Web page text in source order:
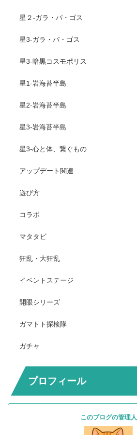
星２-ガラ・パ・ゴス
星3-ガラ・パ・ゴス
星3-暗黒コスモポリス
星1-岩海苔半島
星2-岩海苔半島
星3-岩海苔半島
星3-心と体、繋ぐもの
アップデート関連
遊び方
コラボ
マタタビ
狂乱・大狂乱
イベントステージ
開眼シリーズ
ガマトト探検隊
ガチャ
プロフィール
このブログの管理人